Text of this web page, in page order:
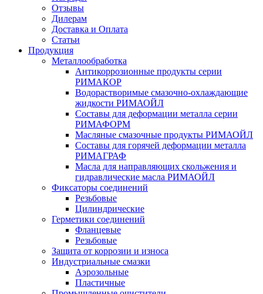
Отзывы
Дилерам
Доставка и Оплата
Статьи
Продукция
Металлообработка
Антикоррозионные продукты серии
РИМАКОР
Водорастворимые смазочно-охлаждающие
жидкости РИМАОЙЛ
Составы для деформации металла серии
РИМАФОРМ
Масляные смазочные продукты РИМАОЙЛ
Составы для горячей деформации металла
РИМАГРАФ
Масла для направляющих скольжения и
гидравлические масла РИМАОЙЛ
Фиксаторы соединений
Резьбовые
Цилиндрические
Герметики соединений
Фланцевые
Резьбовые
Защита от коррозии и износа
Индустриальные смазки
Аэрозольные
Пластичные